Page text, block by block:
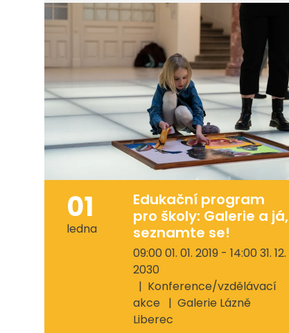
01
ledna
Edukační program
pro školy: Galerie a já,
seznamte se!
09:00 01. 01. 2019 - 14:00 31. 12.
2030
Konference/vzdělávací
akce
Galerie Lázně
Liberec